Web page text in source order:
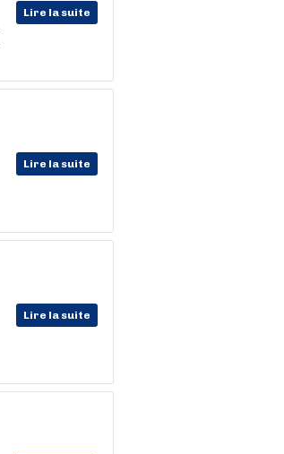
Lire la suite
Lire la suite
Lire la suite